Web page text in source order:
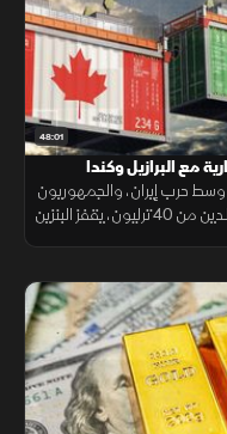
48:01
مع البرازيل وكندا
حرب إيران، والجمهوريون
يقرون 95 مليار دولار لتمويلها. ومع اقتراب الدين من 40 ترليون، يقفز البنزين